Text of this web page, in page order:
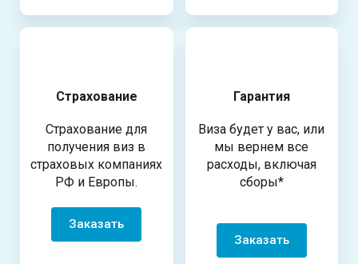
Страхование
Страхование для
получения виз в
страховых компаниях
РФ и Европы.
Заказать
Гарантия
Виза будет у вас, или
мы вернем все
расходы, включая
сборы*
Заказать